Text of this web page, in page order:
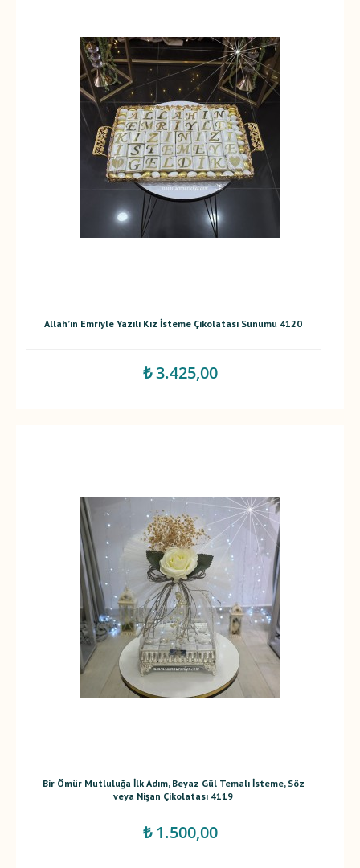
Allah’ın Emriyle Yazılı Kız İsteme Çikolatası Sunumu 4120
₺ 3.425,00
Bir Ömür Mutluluğa İlk Adım, Beyaz Gül Temalı İsteme, Söz
veya Nişan Çikolatası 4119
₺ 1.500,00